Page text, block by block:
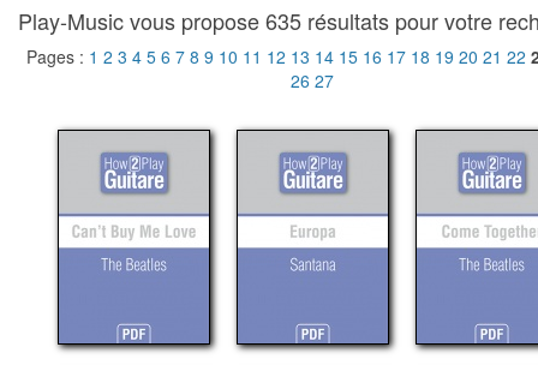
Play-Music vous propose 635 résultats pour votre
Pages : 1 2 3 4 5 6 7 8 9 10 11 12 13 14 15 16 17 18 19 20 21 22
26 27